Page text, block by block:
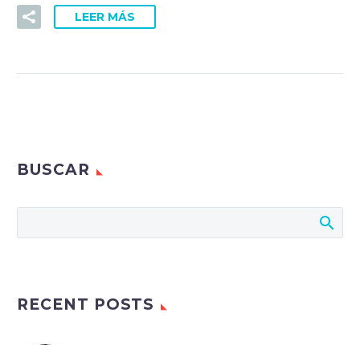
LEER MÁS
BUSCAR
RECENT POSTS